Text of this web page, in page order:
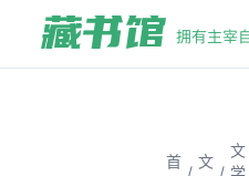
首
/
文
/
文
学